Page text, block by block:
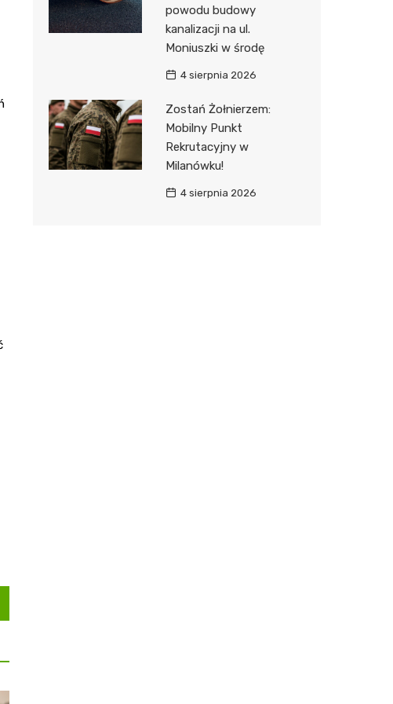
powodu budowy
kanalizacji na ul.
Moniuszki w środę
4 sierpnia 2026
Zostań Żołnierzem:
Mobilny Punkt
Rekrutacyjny w
Milanówku!
4 sierpnia 2026